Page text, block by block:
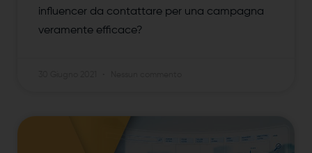
influencer da contattare per una campagna
veramente efficace?